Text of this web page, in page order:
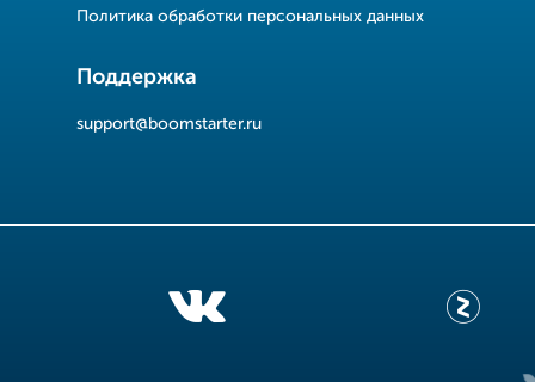
Политика обработки персональных данных
Поддержка
support@boomstarter.ru